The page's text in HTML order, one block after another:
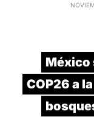
México
COP26 a